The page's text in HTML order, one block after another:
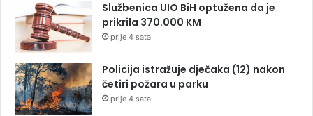
Službenica UIO BiH optužena da je
prikrila 370.000 KM
prije 4 sata
Policija istražuje dječaka (12) nakon
četiri požara u parku
prije 4 sata